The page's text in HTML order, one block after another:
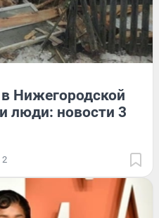
Нижегородской
люди: новости 3
2